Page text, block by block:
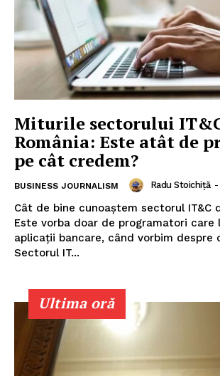
Miturile sectorului
România: Este atât de
pe cât credem?
BUSINESS JOURNALISM Radu Stoichiță -
Cât de bine cunoaștem sectorul IT&C
Este vorba doar de programatori care
aplicații bancare, când vorbim despre
Sectorul IT...
Ultima oră